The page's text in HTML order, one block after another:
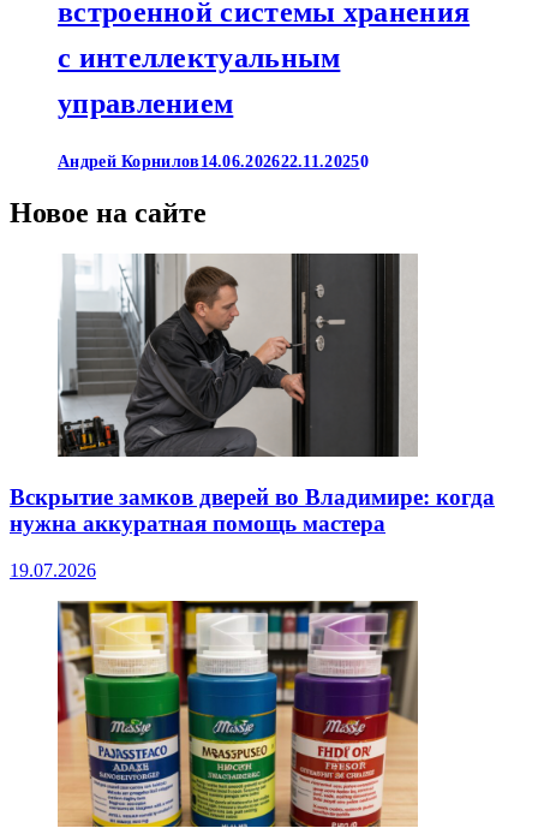
встроенной системы хранения
с интеллектуальным
управлением
Андрей Корнилов 14.06.202622.11.20250
Новое на сайте
Вскрытие замков дверей во Владимире: когда
нужна аккуратная помощь мастера
19.07.2026